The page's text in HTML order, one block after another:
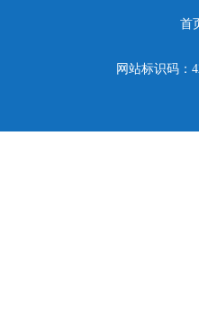
首
网站标识码：